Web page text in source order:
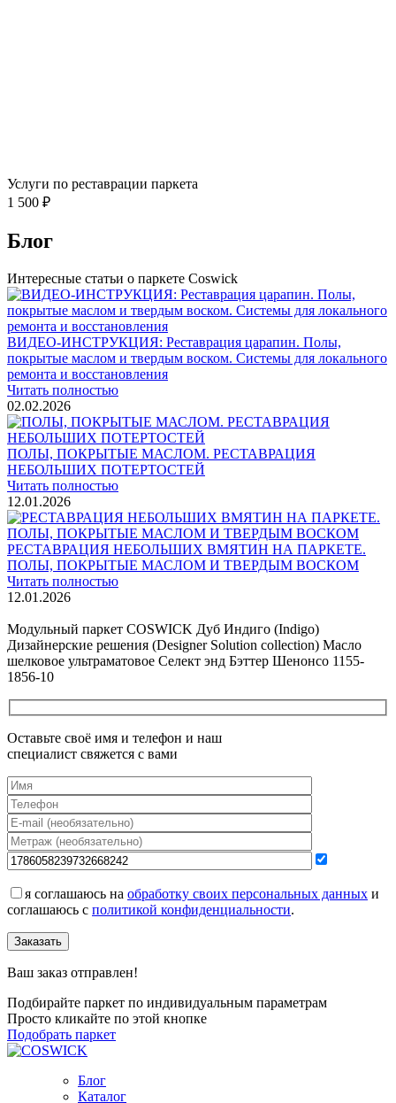
Услуги по реставрации паркета
1 500 ₽
Блог
Интересные статьи о паркете Coswick
ВИДЕО-ИНСТРУКЦИЯ: Реставрация царапин. Полы,
покрытые маслом и твердым воском. Системы для локального
ремонта и восстановления
Читать полностью
02.02.2026
ПОЛЫ, ПОКРЫТЫЕ МАСЛОМ. РЕСТАВРАЦИЯ
НЕБОЛЬШИХ ПОТЕРТОСТЕЙ
Читать полностью
12.01.2026
РЕСТАВРАЦИЯ НЕБОЛЬШИХ ВМЯТИН НА ПАРКЕТЕ.
ПОЛЫ, ПОКРЫТЫЕ МАСЛОМ И ТВЕРДЫМ ВОСКОМ
Читать полностью
12.01.2026
Модульный паркет COSWICK Дуб Индиго (Indigo)
Дизайнерские решения (Designer Solution collection) Масло
шелковое ультраматовое Селект энд Бэттер Шенонсо 1155-
1856-10
Оставьте своё имя и телефон и наш
специалист свяжется с вами
я соглашаюсь на обработку своих персональных данных и
соглашаюсь с политикой конфиденциальности.
Заказать
Ваш заказ отправлен!
Подбирайте паркет по индивидуальным параметрам
Просто кликайте по этой кнопке
Подобрать паркет
Блог
Каталог